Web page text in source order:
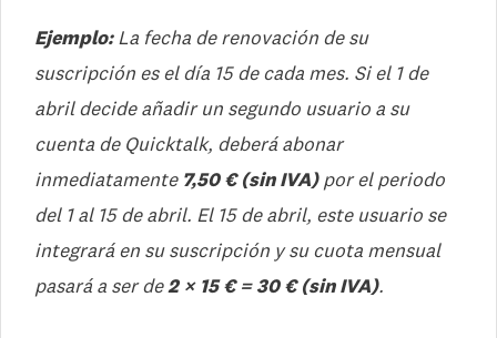
Ejemplo:La fecha de renovación de su
suscripción es el día 15 de cada mes. Si el 1 de
abril decide añadir un segundo usuario a su
cuenta de Quicktalk, deberá abonar
inmediatamente 7,50 € (sin IVA)por el periodo
del 1 al 15 de abril. El 15 de abril, este usuario se
integrará en su suscripción y su cuota mensual
pasará a ser de2 × 15 € = 30 € (sin IVA).